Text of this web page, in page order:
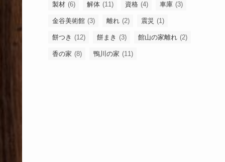
製材 (6) 解体 (11) 資格 (4) 車庫 (3)
金谷美術館 (3) 離れ (2) 震災 (1)
餅つき (12) 餅まき (3) 館山の家離れ (2)
香の家 (8) 鴨川の家 (11)